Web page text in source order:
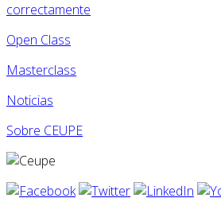
correctamente
Open Class
Masterclass
Noticias
Sobre CEUPE